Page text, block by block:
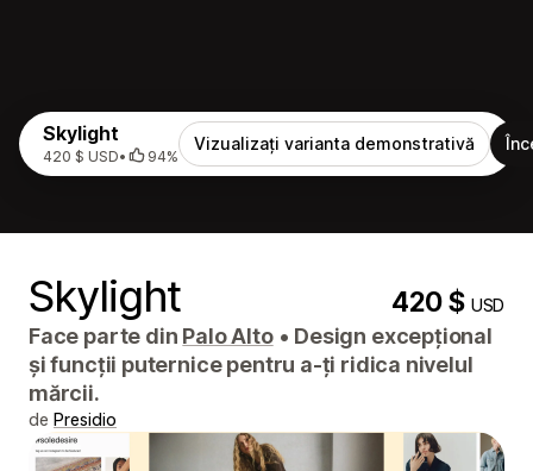
Skylight
420 $ USD• 94%
Vizualizați varianta demonstrativă
Skylight 420 $USD
Face parte din Palo Alto • Design excepțional
și funcții puternice pentru a-ți ridica nivelul
mărcii.
de Presidio